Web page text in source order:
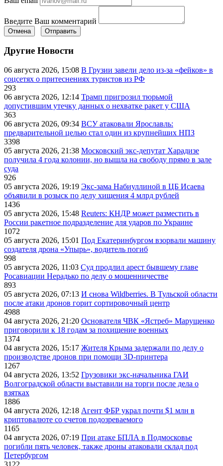
Введите Ваш комментарий
Отмена Отправить
Другие Новости
06 августа 2026, 15:08 В Грузии завели дело из-за «фейков» в
соцсетях о притеснениях туристов из РФ
293
06 августа 2026, 12:14 Трамп пригрозил тюрьмой
допустившим утечку данных о нехватке ракет у США
363
06 августа 2026, 09:34 ВСУ атаковали Ярославль:
предварительной целью стал один из крупнейших НПЗ
3398
05 августа 2026, 21:38 Московский экс-депутат Харадизе
получила 4 года колонии, но вышла на свободу прямо в зале
суда
926
05 августа 2026, 19:19 Экс-зама Набиуллиной в ЦБ Исаева
объявили в розыск по делу хищения 4 млрд рублей
1436
05 августа 2026, 15:48 Reuters: КНДР может разместить в
России ракетное подразделение для ударов по Украине
1072
05 августа 2026, 15:01 Под Екатеринбургом взорвали машину
создателя дрона «Упырь», водитель погиб
998
05 августа 2026, 11:03 Суд продлил арест бывшему главе
Росавиации Нерадько по делу о мошенничестве
893
05 августа 2026, 07:13 И снова Wildberries. В Тульской области
после атаки дронов горит сортировочный центр
4988
04 августа 2026, 21:20 Основателя ЧВК «Ястреб» Марущенко
приговорили к 18 годам за похищение военных
1374
04 августа 2026, 15:17 Жителя Крыма задержали по делу о
производстве дронов при помощи 3D‑принтера
1267
04 августа 2026, 13:52 Грузовики экс-начальника ГАИ
Волгоградской области выставили на торги после дела о
взятках
1886
04 августа 2026, 12:18 Агент ФБР украл почти $1 млн в
криптовалюте со счетов подозреваемого
1165
04 августа 2026, 07:19 При атаке БПЛА в Подмосковье
погибли пять человек, также дроны атаковали склад под
Петербургом
3122